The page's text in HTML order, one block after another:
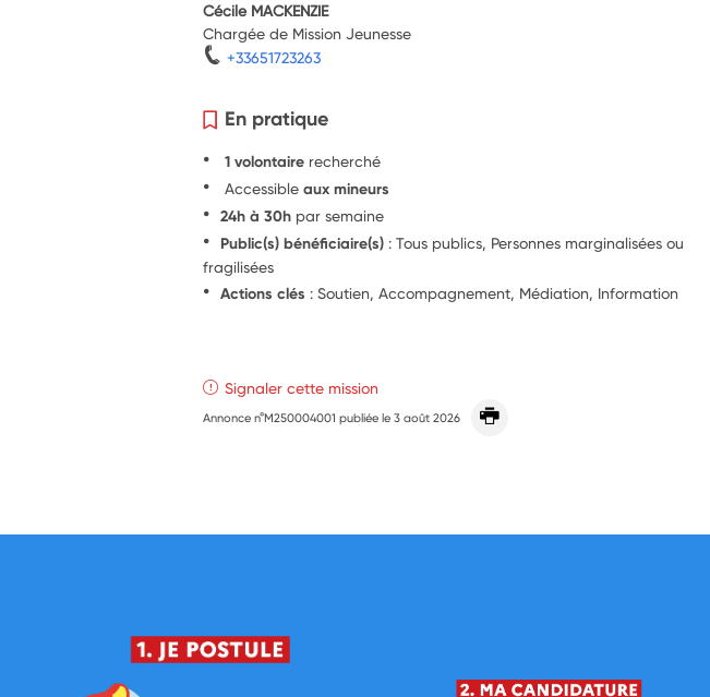
Cécile MACKENZIE
Chargée de Mission Jeunesse
+33651723263
En pratique
1 volontaire recherché
Accessibleaux mineurs
24h à 30h par semaine
Public(s) bénéficiaire(s) : Tous publics, Personnes marginalisées ou
fragilisées
Actions clés : Soutien, Accompagnement, Médiation, Information
Signaler cette mission
Annonce n°M250004001 publiée le3 août 2026